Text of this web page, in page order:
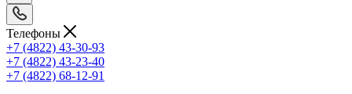
Телефоны
+7 (4822) 43-30-93
+7 (4822) 43-23-40
+7 (4822) 68-12-91